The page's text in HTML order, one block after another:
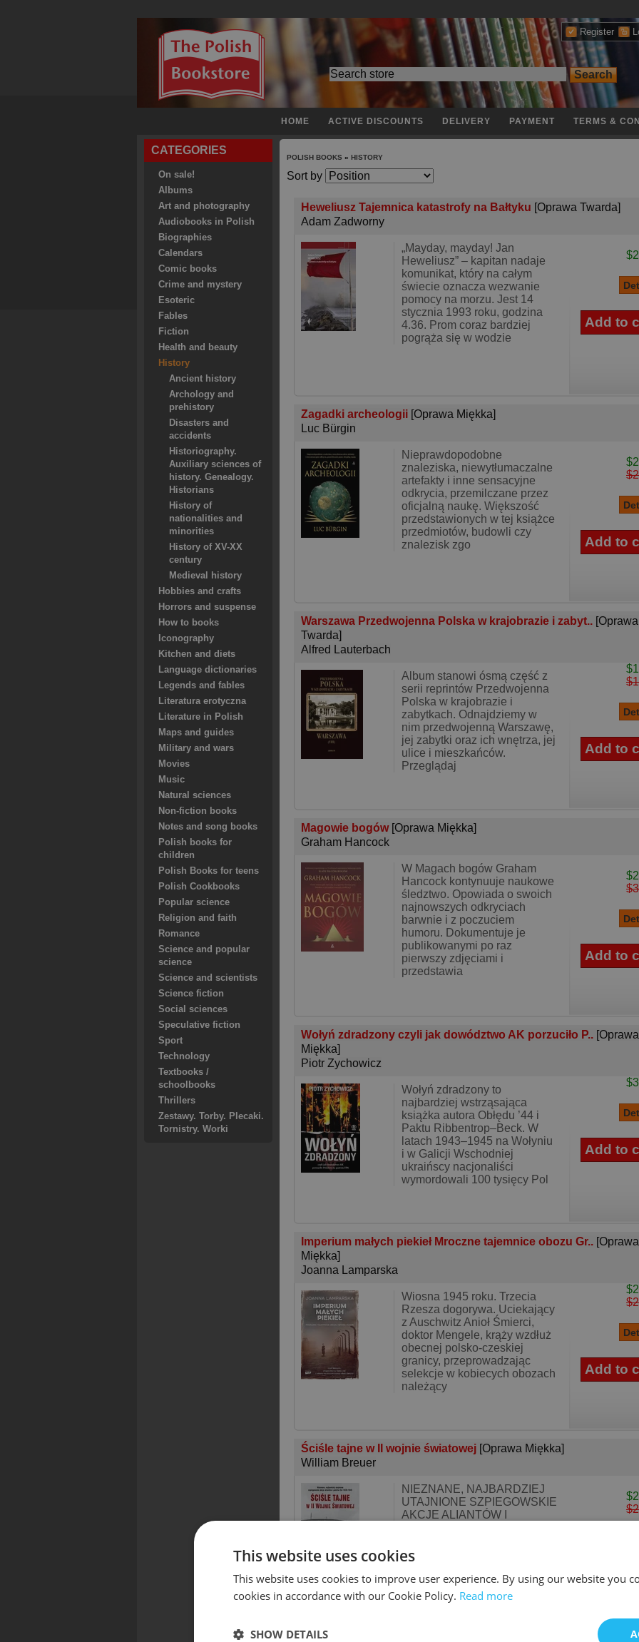
Register
HOME ACTIVE DISCOUNTS DELIVERY PAYMENT TERMS &
CATEGORIES
On sale!
Albums
Art and photography
Audiobooks in Polish
Biographies
Calendars
Comic books
Crime and mystery
Esoteric
Fables
Fiction
Health and beauty
History
Ancient history
Archology and
prehistory
Disasters and
accidents
Historiography.
Auxiliary sciences of
history. Genealogy.
Historians
History of
nationalities and
minorities
History of XV-XX
century
Medieval history
Hobbies and crafts
Horrors and suspense
How to books
Iconography
Kitchen and diets
Language dictionaries
Legends and fables
Literatura erotyczna
Literature in Polish
Maps and guides
Military and wars
Movies
Music
Natural sciences
Non-fiction books
Notes and song books
Polish books for
children
Polish Books for teens
Polish Cookbooks
Popular science
Religion and faith
Romance
Science and popular
science
Science and scientists
Science fiction
Social sciences
Speculative fiction
Sport
Technology
Textbooks /
schoolbooks
Thrillers
Zestawy. Torby. Plecaki.
Tornistry. Worki
POLISH BOOKS » HISTORY
Sort by
Heweliusz Tajemnica katastrofy na Bałtyku [Oprawa Twarda]
Adam Zadworny
„Mayday, mayday! Jan
Heweliusz” – kapitan nadaje
komunikat, który na całym
świecie oznacza wezwanie
pomocy na morzu. Jest 14
stycznia 1993 roku, godzina
4.36. Prom coraz bardziej
pogrąża się w wodzie
Zagadki archeologii [Oprawa Miękka]
Luc Bürgin
Nieprawdopodobne
znaleziska, niewytłumaczalne
artefakty i inne sensacyjne
odkrycia, przemilczane przez
oficjalną naukę. Większość
przedstawionych w tej książce
przedmiotów, budowli czy
znalezisk zgo
Warszawa Przedwojenna Polska w krajobrazie i zabyt.. [Oprawa
Twarda]
Alfred Lauterbach
Album stanowi ósmą część z
serii reprintów Przedwojenna
Polska w krajobrazie i
zabytkach. Odnajdziemy w
nim przedwojenną Warszawę,
jej zabytki oraz ich wnętrza, jej
ulice i mieszkańców.
Przeglądaj
Magowie bogów [Oprawa Miękka]
Graham Hancock
W Magach bogów Graham
Hancock kontynuuje naukowe
śledztwo. Opowiada o swoich
najnowszych odkryciach
barwnie i z poczuciem
humoru. Dokumentuje je
publikowanymi po raz
pierwszy zdjęciami i
przedstawia
Wołyń zdradzony czyli jak dowództwo AK porzuciło P.. [Oprawa
Miękka]
Piotr Zychowicz
Wołyń zdradzony to
najbardziej wstrząsająca
książka autora Obłędu ’44 i
Paktu Ribbentrop–Beck. W
latach 1943–1945 na Wołyniu
i w Galicji Wschodniej
ukraińscy nacjonaliści
wymordowali 100 tysięcy Pol
Imperium małych piekieł Mroczne tajemnice obozu Gr.. [Oprawa
Miękka]
Joanna Lamparska
Wiosna 1945 roku. Trzecia
Rzesza dogorywa. Uciekający
z Auschwitz Anioł Śmierci,
doktor Mengele, krąży wzdłuż
obecnej polsko-czeskiej
granicy, przeprowadzając
selekcje w kobiecych obozach
należący
Ściśle tajne w II wojnie światowej [Oprawa Miękka]
William Breuer
NIEZNANE, NAJBARDZIEJ
UTAJNIONE SZPIEGOWSKIE
AKCJE ALIANTÓW I
kontrwywiadów: dywersja,
szantaż, fałszerstwa,
porwania, zamachy
This website uses cookies
This website uses cookies to improve user experience. By using our website you
cookies in accordance with our Cookie Policy. Read more
SHOW DETAILS